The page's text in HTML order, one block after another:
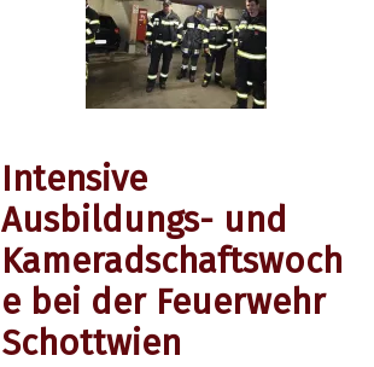
Intensive
Ausbildungs- und
Kameradschaftswoch
e bei der Feuerwehr
Schottwien
29. März 2026